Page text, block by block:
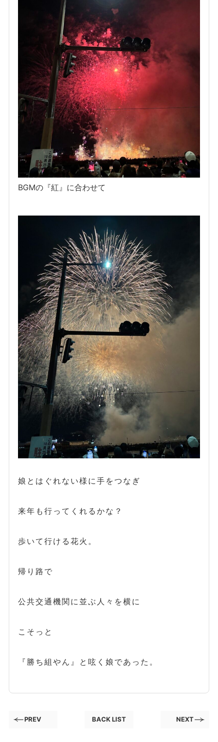
BGMの『紅』に合わせて
娘とはぐれない様に手をつなぎ
来年も行ってくれるかな？
歩いて行ける花火。
帰り路で
公共交通機関に並ぶ人々を横に
こそっと
『勝ち組やん』と呟く娘であった。
PREV BACK LIST NEXT